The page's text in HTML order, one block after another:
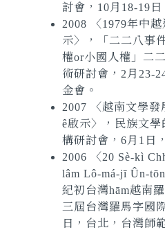
討會，10月18-19
2008 〈1979年中
示〉，「二二八事
權or小國人權」二
術研討會，2月23-
金會。
2007 〈越南文學發
ê啟示〉，民族文
構研討會，6月1日
2006 〈20 Sè-kì
lâm Lô-má-jī Ûn-
紀初台灣hām越南
三屆台灣羅馬字國
日，台北，台灣師